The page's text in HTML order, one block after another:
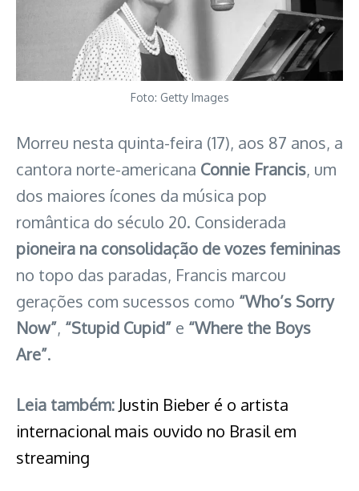
Foto: Getty Images
Morreu nesta quinta-feira (17), aos 87 anos, a
cantora norte-americana Connie Francis, um
dos maiores ícones da música pop
romântica do século 20. Considerada
pioneira na consolidação de vozes femininas
no topo das paradas, Francis marcou
gerações com sucessos como “Who’s Sorry
Now”, “Stupid Cupid” e “Where the Boys
Are”.
Leia também: Justin Bieber é o artista
internacional mais ouvido no Brasil em
streaming